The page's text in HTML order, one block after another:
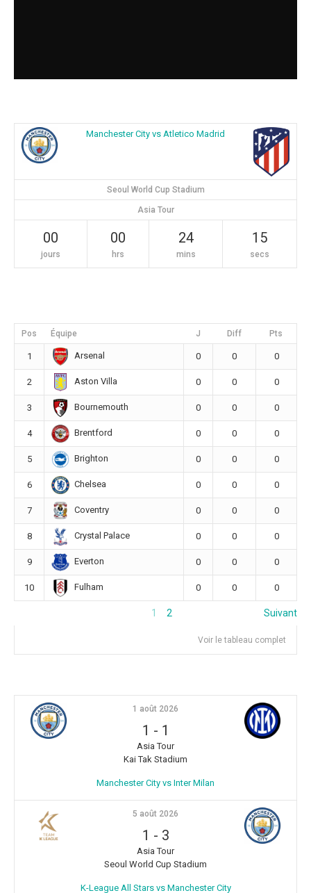
Manchester City vs Atletico Madrid
Seoul World Cup Stadium
Asia Tour
00
jours
00
hrs
24
mins
14
secs
Pos Équipe J Diff Pts
1 Arsenal 0 0 0
2 Aston Villa 0 0 0
3 Bournemouth 0 0 0
4 Brentford 0 0 0
5 Brighton 0 0 0
6 Chelsea 0 0 0
7 Coventry 0 0 0
8 Crystal Palace 0 0 0
9 Everton 0 0 0
10 Fulham 0 0 0
1 2 Suivant
Voir le tableau complet
1 août 2026
1 - 1
Asia Tour
Kai Tak Stadium
Manchester City vs Inter Milan
5 août 2026
1 - 3
Asia Tour
Seoul World Cup Stadium
K-League All Stars vs Manchester City